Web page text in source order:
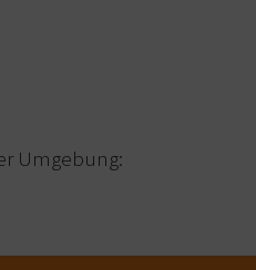
Umgebung: